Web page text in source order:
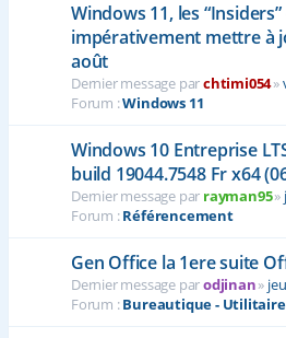
Windows 11, les
impérativement mettre à
août
Dernier message parchtimi054»
Forum :Windows 11
Windows 10 Entreprise
build 19044.7548 Fr x64
Dernier message par rayman95»
Forum :Référencement
Gen Office la 1ere suite
Dernier message parodjinan»
Forum :Bureautique -